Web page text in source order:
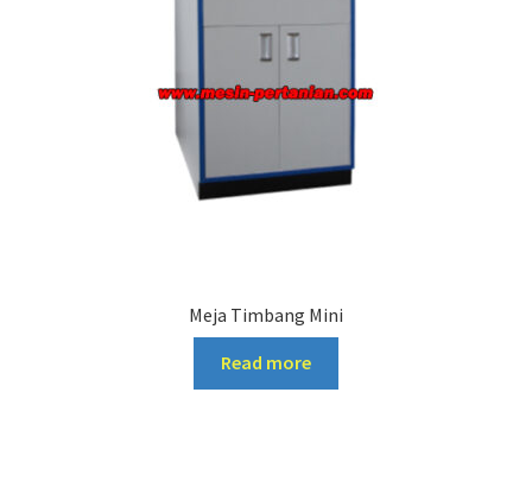
Meja Timbang Mini
Read more